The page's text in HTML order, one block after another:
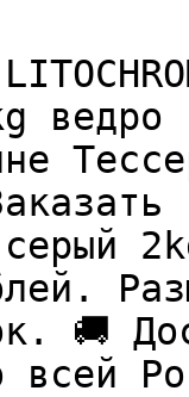
🚚
всей